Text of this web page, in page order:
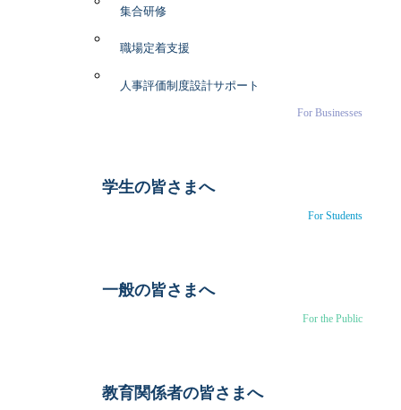
集合研修
職場定着支援
人事評価制度設計サポート
For Businesses
学生の皆さまへ
For Students
一般の皆さまへ
For the Public
教育関係者の皆さまへ